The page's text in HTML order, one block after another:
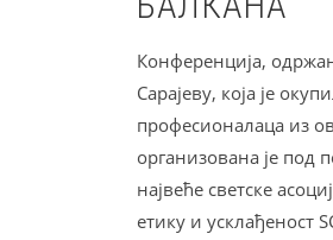
Конференција,
Сарајеву, која је
професионалаца из
организована је под
највеће светске
етику и усклађеност